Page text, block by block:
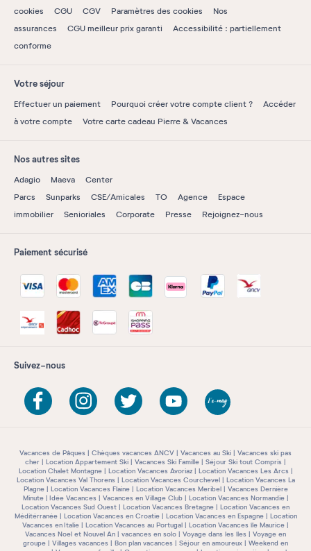
cookies
CGU CGV Paramètres des cookies
Nos
assurances
CGU meilleur prix garanti
Accessibilité : partiellement
conforme
Votre séjour
Effectuer un paiement Pourquoi créer votre compte client ?
Accéder
à votre compte
Votre carte cadeau Pierre & Vacances
Nos autres sites
Adagio Maeva
Center
Parcs
Sunparks CSE/Amicales TO Agence
Espace
immobilier
Senioriales Corporate Presse Rejoignez-nous
Paiement sécurisé
Suivez-nous
Vacances de Pâques Chèques vacances ANCV Vacances au Ski
Vacances ski pas
cher
Location Appartement Ski Vacances Ski Famille
Séjour Ski tout Compris
Location Chalet Montagne
Location Vacances Avoriaz
Location Vacances Les Arcs
Location Vacances Val Thorens
Location Vacances Courchevel
Location Vacances La
Plagne
Location Vacances Flaine Location Vacances Meribel
Vacances Dernière
Minute
Idée Vacances Vacances en Village Club
Location Vacances Normandie
Location Vacances Sud Ouest
Location Vacances Bretagne
Location Vacances en
Méditérranée
Location Vacances en Croatie Location Vacances en Espagne
Location
Vacances en Italie
Location Vacances au Portugal
Location Vacances île Maurice
Vacances Noel et Nouvel An
vacances en solo Voyage dans les îles
Voyage en
groupe
Villages vacances Bon plan vacances Séjour en amoureux
Weekend en